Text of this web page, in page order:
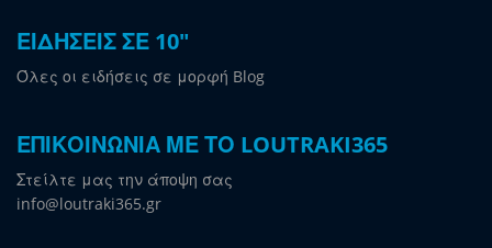
ΕΙΔΗΣΕΙΣ ΣΕ 10"
Όλες οι ειδήσεις σε μορφή Blog
ΕΠΙΚΟΙΝΩΝΙΑ ΜΕ ΤΟ LOUTRAKI365
Στείλτε μας την άποψη σας
info@loutraki365.gr